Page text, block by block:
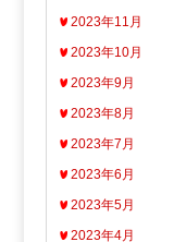
2023年11月
2023年10月
2023年9月
2023年8月
2023年7月
2023年6月
2023年5月
2023年4月